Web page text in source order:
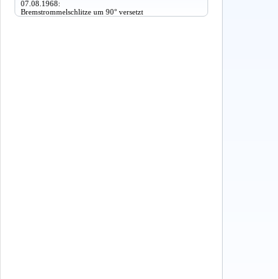
07.08.1968:
Bremstrommelschlitze um 90° versetzt